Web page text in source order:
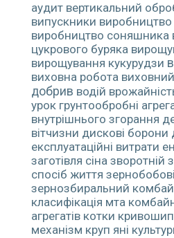
аудит вертикальний
випускники виробництво
виробництво соняшника
цукрового буряка
вирощування кукурудзи
виховна робота
добрив водій
урок грунтообробні
внутрішнього згорання
вітчизни дискові борони
експлуатаційні витрати
заготівля сіна зворотній
спосіб життя зернобобові
зернозбиральний
класифікація мта
агрегатів котки
механізм круп яні